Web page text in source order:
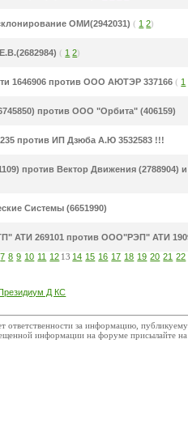
ОМИ(2942031) ( 1 2)
( 1 2)
1646906 против ООО АЮТЭР 337166 ( 1
против ООО "Орбита" (406159)
против ИП Дзюба А.Ю 3532583 !!!
против Вектор Движения (2788904)
Системы (6651990)
АТИ 269101 против ООО"РЭП" АТИ
7 8 9 10 11 12 13 14 15 16 17 18 19 20 21 22
Д КС
ответственности за информацию,
информации на форуме присылайте